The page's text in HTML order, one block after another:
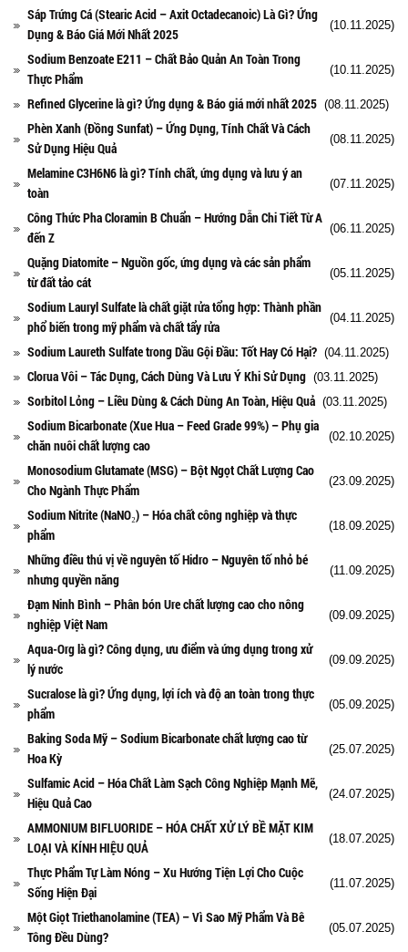
Sáp Trứng Cá (Stearic Acid – Axit Octadecanoic) Là Gì? Ứng
Dụng & Báo Giá Mới Nhất 2025
(10.11.2025)
Sodium Benzoate E211 – Chất Bảo Quản An Toàn Trong
Thực Phẩm
(10.11.2025)
Refined Glycerine là gì? Ứng dụng & Báo giá mới nhất 2025 (08.11.2025)
Phèn Xanh (Đồng Sunfat) – Ứng Dụng, Tính Chất Và Cách
Sử Dụng Hiệu Quả
(08.11.2025)
Melamine C3H6N6 là gì? Tính chất, ứng dụng và lưu ý an
toàn
(07.11.2025)
Công Thức Pha Cloramin B Chuẩn – Hướng Dẫn Chi Tiết Từ A
đến Z
(06.11.2025)
Quặng Diatomite – Nguồn gốc, ứng dụng và các sản phẩm
từ đất tảo cát
(05.11.2025)
Sodium Lauryl Sulfate là chất giặt rửa tổng hợp: Thành phần
phổ biến trong mỹ phẩm và chất tẩy rửa
(04.11.2025)
Sodium Laureth Sulfate trong Dầu Gội Đầu: Tốt Hay Có Hại? (04.11.2025)
Clorua Vôi – Tác Dụng, Cách Dùng Và Lưu Ý Khi Sử Dụng (03.11.2025)
Sorbitol Lỏng – Liều Dùng & Cách Dùng An Toàn, Hiệu Quả (03.11.2025)
Sodium Bicarbonate (Xue Hua – Feed Grade 99%) – Phụ gia
chăn nuôi chất lượng cao
(02.10.2025)
Monosodium Glutamate (MSG) – Bột Ngọt Chất Lượng Cao
Cho Ngành Thực Phẩm
(23.09.2025)
Sodium Nitrite (NaNO₂) – Hóa chất công nghiệp và thực
phẩm
(18.09.2025)
Những điều thú vị về nguyên tố Hidro – Nguyên tố nhỏ bé
nhưng quyền năng
(11.09.2025)
Đạm Ninh Bình – Phân bón Ure chất lượng cao cho nông
nghiệp Việt Nam
(09.09.2025)
Aqua-Org là gì? Công dụng, ưu điểm và ứng dụng trong xử
lý nước
(09.09.2025)
Sucralose là gì? Ứng dụng, lợi ích và độ an toàn trong thực
phẩm
(05.09.2025)
Baking Soda Mỹ – Sodium Bicarbonate chất lượng cao từ
Hoa Kỳ
(25.07.2025)
Sulfamic Acid – Hóa Chất Làm Sạch Công Nghiệp Mạnh Mẽ,
Hiệu Quả Cao
(24.07.2025)
AMMONIUM BIFLUORIDE – HÓA CHẤT XỬ LÝ BỀ MẶT KIM
LOẠI VÀ KÍNH HIỆU QUẢ
(18.07.2025)
Thực Phẩm Tự Làm Nóng – Xu Hướng Tiện Lợi Cho Cuộc
Sống Hiện Đại
(11.07.2025)
Một Giọt Triethanolamine (TEA) – Vì Sao Mỹ Phẩm Và Bê
Tông Đều Dùng?
(05.07.2025)